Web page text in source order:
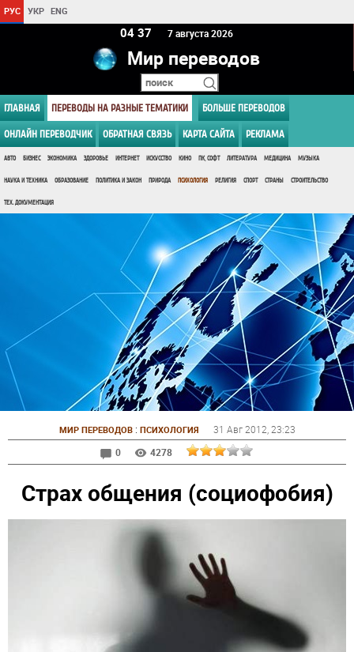
РУС УКР ENG
04:37 7 августа 2026
Мир переводов
ГЛАВНАЯ ПЕРЕВОДЫ НА РАЗНЫЕ ТЕМАТИКИ БОЛЬШЕ ПЕРЕВОДОВ
ОНЛАЙН ПЕРЕВОДЧИК ОБРАТНАЯ СВЯЗЬ КАРТА САЙТА РЕКЛАМА
АВТО БИЗНЕС ЭКОНОМИКА ЗДОРОВЬЕ ИНТЕРНЕТ ИСКУССТВО КИНО ПК, СОФТ ЛИТЕРАТУРА МЕДИЦИНА МУЗЫКА
НАУКА И ТЕХНИКА ОБРАЗОВАНИЕ ПОЛИТИКА И ЗАКОН ПРИРОДА ПСИХОЛОГИЯ РЕЛИГИЯ СПОРТ СТРАНЫ СТРОИТЕЛЬСТВО
ТЕХ. ДОКУМЕНТАЦИЯ
МИР ПЕРЕВОДОВ: ПСИХОЛОГИЯ 31 Авг 2012 , 23:23
0
4278
Страх общения (социофобия)